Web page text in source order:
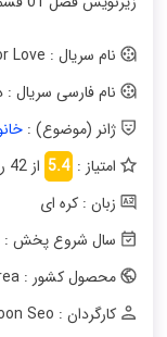
نام سریال : Recipe for Love
نام فارسی سریال
ژانر (موضوع) :
امتیاز : 5.4 از 42 رای در سایت
زبان : کره ای
سال شروع پخش :
محصول کشور : South Korea
کارگردان : Han Joon Seo